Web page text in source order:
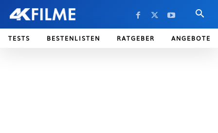
TESTS BESTENLISTEN RATGEBER ANGEBOTE